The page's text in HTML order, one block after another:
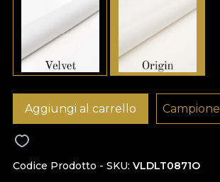
Codice Prodotto - SKU VLDLT0871O
Aggiungi al carrello Campione